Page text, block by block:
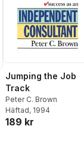
Jumping the Job
Track
Peter C. Brown
Häftad, 1994
189 kr